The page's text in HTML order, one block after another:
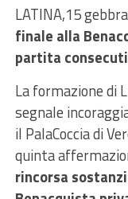
LATINA,15
finale alla
partita
La formazione di
segnale
il PalaCoccia di
quinta
rincorsa